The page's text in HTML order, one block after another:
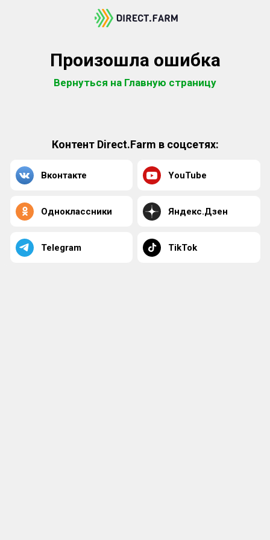
Произошла ошибка
Вернуться на Главную страницу
Контент Direct.Farm в соцсетях:
Вконтакте YouTube
Одноклассники Яндекс.Дзен
Telegram TikTok